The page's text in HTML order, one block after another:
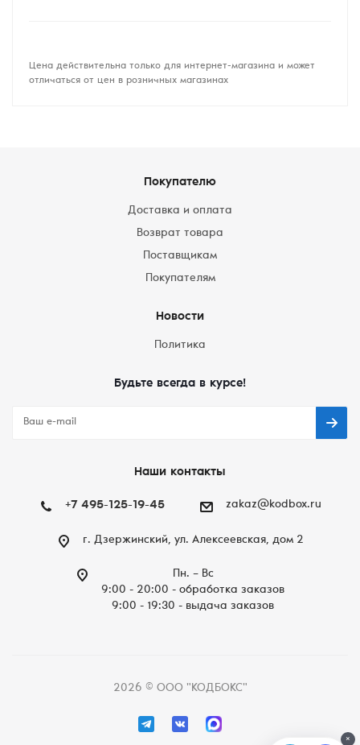
Цена действительна только для интернет-магазина и может
отличаться от цен в розничных магазинах
Покупателю
Доставка и оплата
Возврат товара
Поставщикам
Покупателям
Новости
Политика
Будьте всегда в курсе!
Наши контакты
+7 495-125-19-45 zakaz@kodbox.ru
г. Дзержинский, ул. Алексеевская, дом 2
Пн. – Вc
9:00 - 20:00 - обработка заказов
9:00 - 19:30 - выдача заказов
2026 © ООО "КОДБОКС"
×